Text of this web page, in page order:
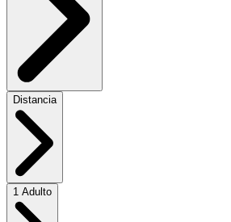
Distancia
1 Adulto